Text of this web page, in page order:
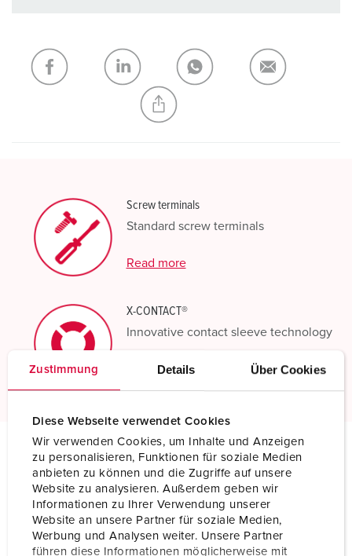
Zustimmung Details Über Cookies
Diese Webseite verwendet Cookies
Wir verwenden Cookies, um Inhalte und Anzeigen
zu personalisieren, Funktionen für soziale Medien
anbieten zu können und die Zugriffe auf unsere
Website zu analysieren. Außerdem geben wir
Informationen zu Ihrer Verwendung unserer
Website an unsere Partner für soziale Medien,
Werbung und Analysen weiter. Unsere Partner
führen diese Informationen möglicherweise mit
My list ADD
CREATE A NEW LIST
Screw terminals
Standard screw terminals
Read more
X-CONTACT®
Innovative contact sleeve technology
Read more
Technical specifications
Wall mounted receptacle DUO 6262A
Ampere 63 A